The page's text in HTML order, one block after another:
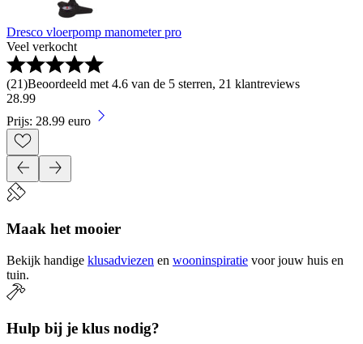
Dresco vloerpomp manometer pro
Veel verkocht
(21)Beoordeeld met 4.6 van de 5 sterren, 21 klantreviews
28.99
Prijs: 28.99 euro
Maak het mooier
Bekijk handige klusadviezen en wooninspiratie voor jouw huis en
tuin.
Hulp bij je klus nodig?